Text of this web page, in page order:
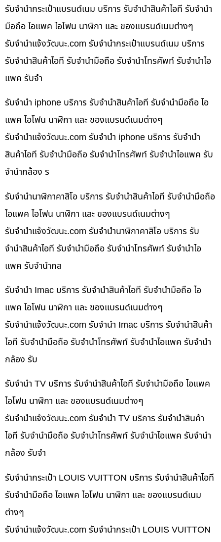
รับจำนำกระเป๋าแบรนด์เนม บริการ รับจำนำสินค้าไอที รับจำนำ
มือถือ ไอแพค ไอโฟน นาฬิกา และ ของแบรนด์เนมต่างๆ
รับจํานําแจ้งวัฒนะ.com รับจำนำกระเป๋าแบรนด์เนม บริการ
รับจำนำสินค้าไอที รับจำนำมือถือ รับจำนำโทรศัพท์ รับจำนำไอ
แพค รับจำ
รับจำนำ iphone บริการ รับจำนำสินค้าไอที รับจำนำมือถือ ไอ
แพค ไอโฟน นาฬิกา และ ของแบรนด์เนมต่างๆ
รับจํานําแจ้งวัฒนะ.com รับจำนำ iphone บริการ รับจำนำ
สินค้าไอที รับจำนำมือถือ รับจำนำโทรศัพท์ รับจำนำไอแพค รับ
จำนำกล้อง ร
รับจำนำนาฬิกาคาสิโอ บริการ รับจำนำสินค้าไอที รับจำนำมือถือ
ไอแพค ไอโฟน นาฬิกา และ ของแบรนด์เนมต่างๆ
รับจํานําแจ้งวัฒนะ.com รับจำนำนาฬิกาคาสิโอ บริการ รับ
จำนำสินค้าไอที รับจำนำมือถือ รับจำนำโทรศัพท์ รับจำนำไอ
แพค รับจำนำกล
รับจำนำ Imac บริการ รับจำนำสินค้าไอที รับจำนำมือถือ ไอ
แพค ไอโฟน นาฬิกา และ ของแบรนด์เนมต่างๆ
รับจํานําแจ้งวัฒนะ.com รับจำนำ Imac บริการ รับจำนำสินค้า
ไอที รับจำนำมือถือ รับจำนำโทรศัพท์ รับจำนำไอแพค รับจำนำ
กล้อง รับ
รับจำนำ TV บริการ รับจำนำสินค้าไอที รับจำนำมือถือ ไอแพค
ไอโฟน นาฬิกา และ ของแบรนด์เนมต่างๆ
รับจํานําแจ้งวัฒนะ.com รับจำนำ TV บริการ รับจำนำสินค้า
ไอที รับจำนำมือถือ รับจำนำโทรศัพท์ รับจำนำไอแพค รับจำนำ
กล้อง รับจำ
รับจำนำกระเป๋า LOUIS VUITTON บริการ รับจำนำสินค้าไอที
รับจำนำมือถือ ไอแพค ไอโฟน นาฬิกา และ ของแบรนด์เนม
ต่างๆ
รับจํานําแจ้งวัฒนะ.com รับจำนำกระเป๋า LOUIS VUITTON